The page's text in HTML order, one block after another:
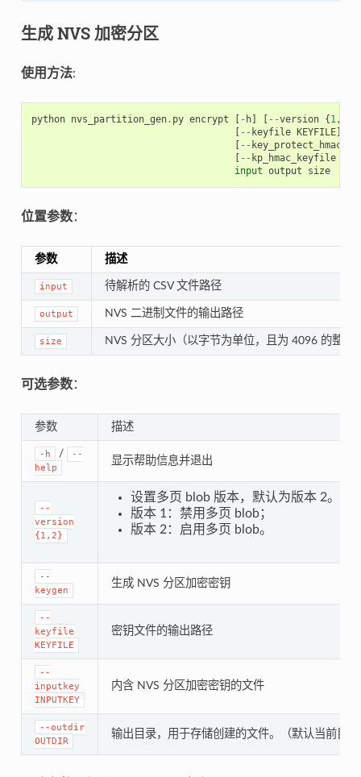
生成 NVS 加密分区
使用方法:
python nvs_partition_gen. py encrypt [ - h] [ --version {1,
[ -- keyfile KEYFILE]
[ -- key_protect_hmac
[ -- kp_hmac_keyfile
input output size
位置参数：
参数 描述
input 待解析的 CSV 文件路径
output NVS 二进制文件的输出路径
size NVS 分区大小（以字节为单位，且为 4096 的整数
可选参数：
参数 描述
-h /
--
help
显示帮助信息并退出
--
version
{1,2}
设置多页 blob 版本，默认为版本 2。
版本 1：禁用多页 blob；
版本 2：启用多页 blob。
--
keygen
生成 NVS 分区加密密钥
--
keyfile
KEYFILE
密钥文件的输出路径
--
inputkey
INPUTKEY
内含 NVS 分区加密密钥的文件
--outdir
OUTDIR
输出目录，用于存储创建的文件。（默认当前目